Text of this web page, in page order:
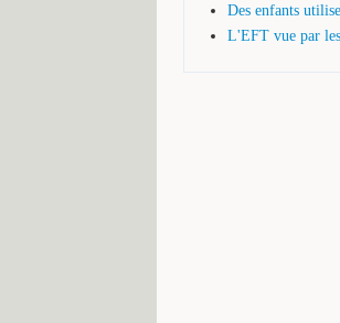
Des enfants
L'EFT vue par